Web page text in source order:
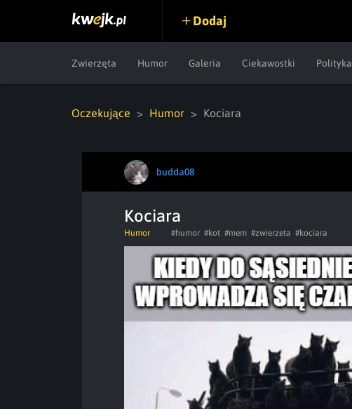
Dodaj
Zwierzęta Humor Galeria Ciekawostki Polityka
Oczekujące Humor Kociara
budda08
Kociara
Humor #humor #kot #mem #zwierzeta #kociara